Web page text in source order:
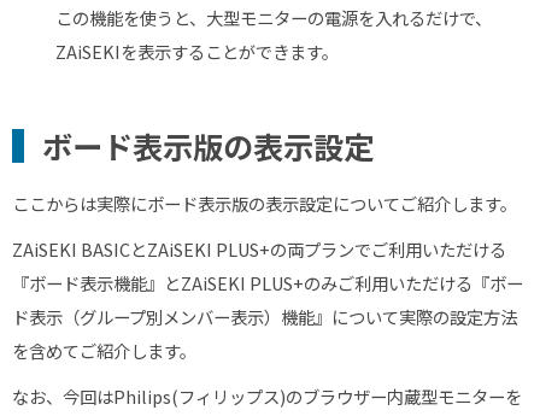
この機能を使うと、大型モニターの電源を入れるだけで、
ZAiSEKIを表示することができます。
ボード表示版の表示設定
ここからは実際にボード表示版の表示設定についてご紹介します。
ZAiSEKI BASICとZAiSEKI PLUS+の両プランでご利用いただける
『ボード表示機能』とZAiSEKI PLUS+のみご利用いただける『ボー
ド表示（グループ別メンバー表示）機能』について実際の設定方法
を含めてご紹介します。
なお、今回はPhilips(フィリップス)のブラウザー内蔵型モニターを